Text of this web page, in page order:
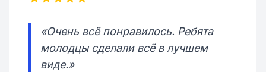
«Очень всё понравилось. Ребята
молодцы сделали всё в лучшем
виде.»